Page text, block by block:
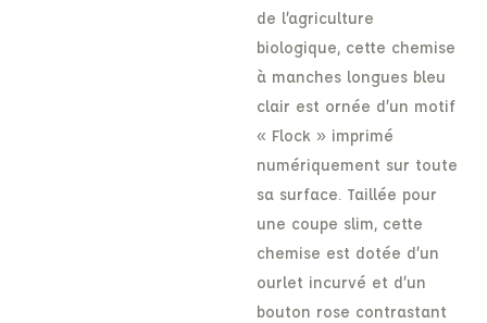
de l’agriculture
biologique, cette chemise
à manches longues bleu
clair est ornée d’un motif
« Flock » imprimé
numériquement sur toute
sa surface. Taillée pour
une coupe slim, cette
chemise est dotée d’un
ourlet incurvé et d’un
bouton rose contrastant